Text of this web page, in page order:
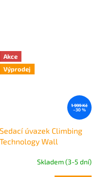
Akce
Výprodej
1 999 Kč
–30 %
Sedací úvazek Climbing
Technology Wall
Skladem (3-5 dní)